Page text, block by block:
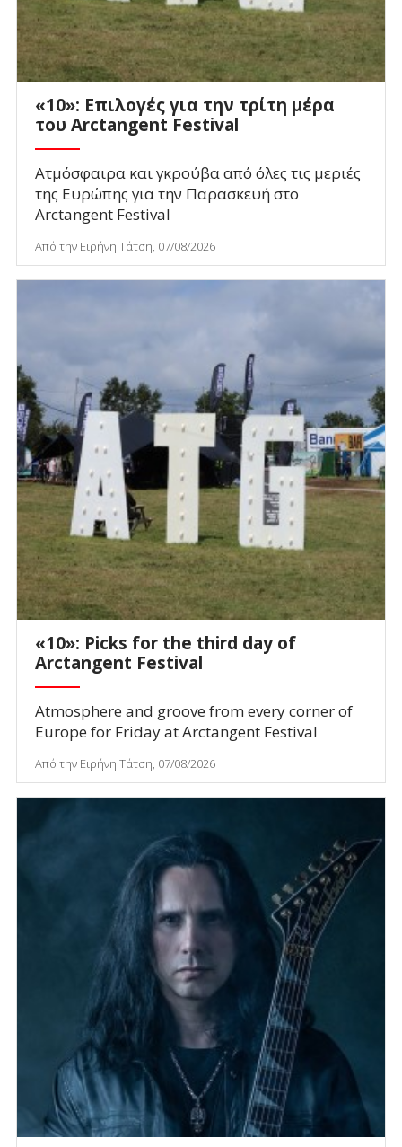
«10»: Επιλογές για την τρίτη μέρα
του Arctangent Festival
Ατμόσφαιρα και γκρούβα από όλες τις μεριές
της Ευρώπης για την Παρασκευή στο
Arctangent Festival
Από την Ειρήνη Τάτση, 07/08/2026
«10»: Picks for the third day of
Arctangent Festival
Atmosphere and groove from every corner of
Europe for Friday at Arctangent Festival
Από την Ειρήνη Τάτση, 07/08/2026